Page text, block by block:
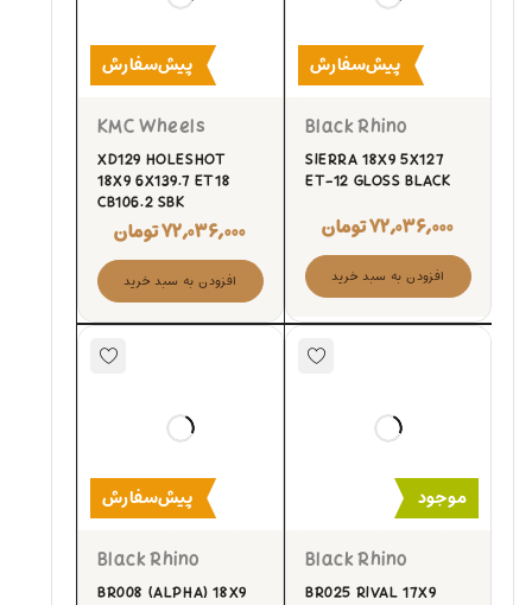
پیش‌سفارش
Black Rhino
SIERRA 18X9 5X127
ET-12 GLOSS BLACK
۷۲,۰۳۶,۰۰۰تومان
افزودن به سبد خرید
پیش‌سفارش
KMC Wheels
XD129 HOLESHOT
18X9 6X139.7 ET18
CB106.2 SBK
۷۲,۰۳۶,۰۰۰تومان
افزودن به سبد خرید
موجود
Black Rhino
BR025 RIVAL 17X9
پیش‌سفارش
Black Rhino
BR008 (ALPHA) 18X9